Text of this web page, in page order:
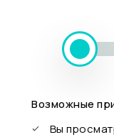
Возможные
Вы